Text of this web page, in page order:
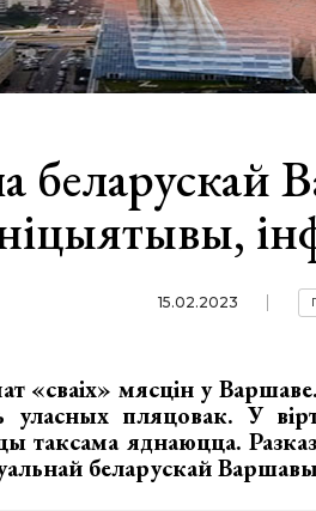
беларускай
15.02.2023
«сваіх» мясцін у
пляцовак. У
таксама яднаюцца.
беларускай